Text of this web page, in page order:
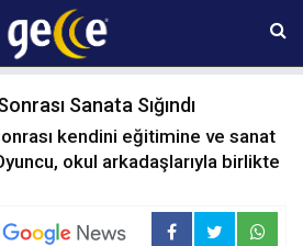
Pazartesi 10:01
Sanata Sığındı
kendini eğitimine ve sanat
okul arkadaşlarıyla birlikte